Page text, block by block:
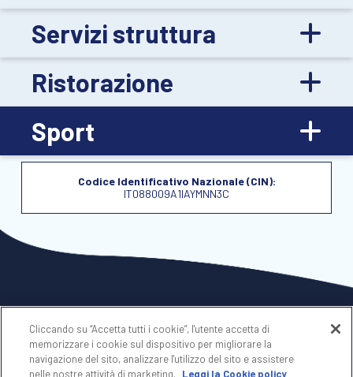
Servizi struttura
Ristorazione
Sport
Codice Identificativo Nazionale (CIN):
IT088009A1IAYMNN3C
Cliccando su “Accetta tutti i cookie”, l'utente accetta di
memorizzare i cookie sul dispositivo per migliorare la
navigazione del sito, analizzare l'utilizzo del sito e assistere
nelle nostre attività di marketing.
Leggi la Cookie policy